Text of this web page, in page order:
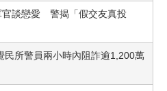
官談戀愛 警揭「假交友真投
民所警員兩小時內阻詐逾1,200萬